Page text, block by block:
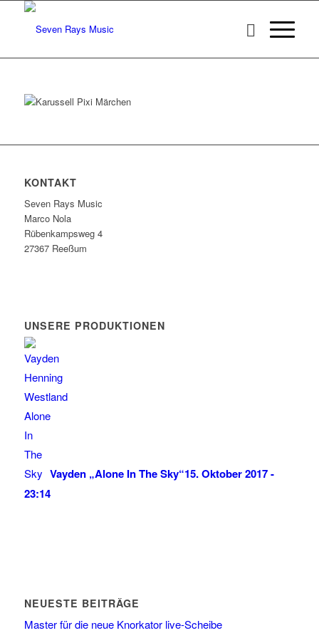
KONTAKT
Seven Rays Music
Marco Nola
Rübenkampsweg 4
27367 Reeßum
UNSERE PRODUKTIONEN
Vayden „Alone In The Sky“15. Oktober 2017 -
23:14
NEUESTE BEITRÄGE
Master für die neue Knorkator live-Scheibe